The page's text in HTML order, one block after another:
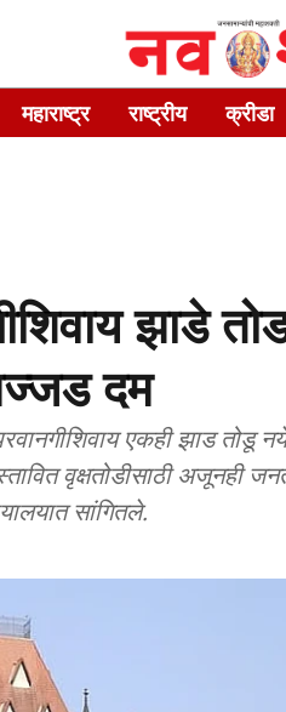
महाराष्ट्र राष्ट्रीय क्रीडा
झाडे
दम
एकही झाड तोडू
वृक्षतोडीसाठी अजूनही
सांगितले.